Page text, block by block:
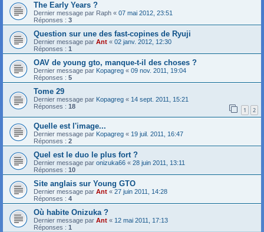
The Early Years ?
Dernier message par Raph « 07 mai 2012, 23:51
Réponses : 3
Question sur une des fast-copines de Ryuji
Dernier message par Ant « 02 janv. 2012, 12:30
Réponses : 1
OAV de young gto, manque-t-il des choses ?
Dernier message par Kopagreg « 09 nov. 2011, 19:04
Réponses : 5
Tome 29
Dernier message par Kopagreg « 14 sept. 2011, 15:21
Réponses : 18 1 2
Quelle est l'image...
Dernier message par Kopagreg « 19 juil. 2011, 16:47
Réponses : 2
Quel est le duo le plus fort ?
Dernier message par onizuka66 « 28 juin 2011, 13:11
Réponses : 10
Site anglais sur Young GTO
Dernier message par Ant « 27 juin 2011, 14:28
Réponses : 4
Où habite Onizuka ?
Dernier message par Ant « 12 mai 2011, 17:13
Réponses : 1